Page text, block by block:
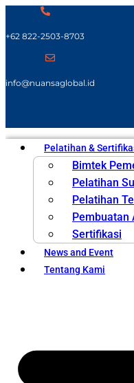
+62 822-2503-8703
info@nuansaglobal.id
Pelatihan &
Bimtek
Pelatihan
Pelatihan
Pembuatan
Sertifikasi
News and Event
Tentang Kami